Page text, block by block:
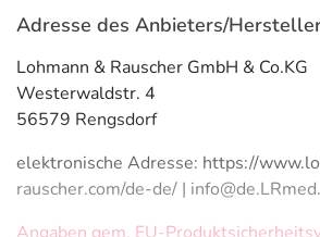
Adresse des Anbieters/
Lohmann & Rauscher GmbH & Co.KG
Westerwaldstr. 4
56579 Rengsdorf
elektronische Adresse: https://
rauscher.com/de-de/ |